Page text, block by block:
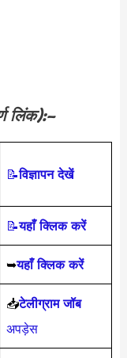
लिंक):–
📝विज्ञापन देखें
📝यहाँ क्लिक करें
➥यहाँ क्लिक करें
📥टेलीग्राम जॉब
अपड़ेस